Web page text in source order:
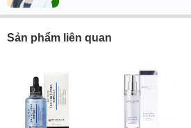
Sản phẩm liên quan